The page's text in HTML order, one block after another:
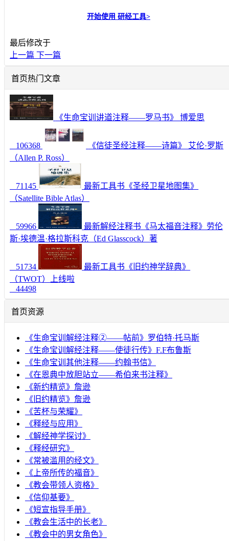
开始使用 研经工具>
最后修改于
上一篇 下一篇
首页热门文章
《生命宝训讲道注释——罗马书》 博爱思
106368
《信徒圣经注释——诗篇》 艾伦·罗斯
（Allen P. Ross）
71145
最新工具书《圣经卫星地图集》
（Satellite Bible Atlas）
59966
最新解经注释书《马太福音注释》劳伦
斯·埃德温·格拉斯科克（Ed Glasscock）著
51734
最新工具书《旧约神学辞典》
（TWOT）上线啦
44498
首页资源
《生命宝训解经注释②——帖前》罗伯特·托马斯
《生命宝训解经注释——使徒行传》F.F布鲁斯
《生命宝训其他注释——约翰书信》
《在恩典中放胆站立——希伯来书注释》
《新约精览》詹逊
《旧约精览》詹逊
《苦杯与荣耀》
《释经与应用》
《解经神学探讨》
《释经研究》
《常被滥用的经文》
《上帝所传的福音》
《教会带领人资格》
《信仰基要》
《短宣指导手册》
《教会生活中的长老》
《教会中的男女角色》